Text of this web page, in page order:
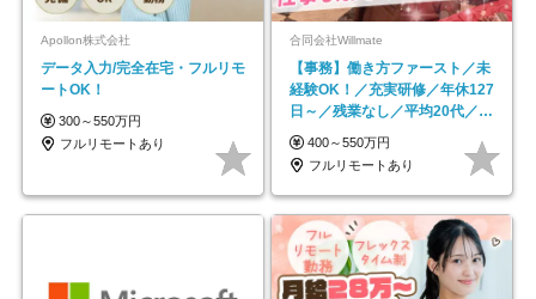
Apollon株式会社
データ入力/完全在宅・フルリモ
ートOK！
300～550万円
フルリモートあり
合同会社Willmate
【事務】働き方ファースト／未
経験OK！／充実研修／年休127
日～／残業なし／平均20代／リ
モートOK
400～550万円
フルリモートあり